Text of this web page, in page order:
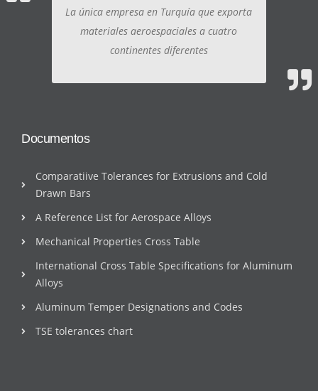
La única empresa en Turquía que exporta
materiales aeroespaciales a cuatro
continentes diferentes
Documentos
Comparatiive Tolerances for Extrusions and Cold
Drawn Bars
A Reference List for Aerospace Alloys
Mechanical Properties Cross Table
International Cross Table Specifications for Aluminum
Alloys
Aluminum Temper Designations and Codes
TSE tolerances chart